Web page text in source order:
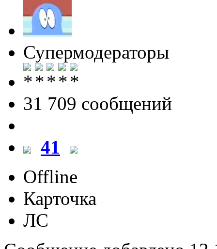
Супермодераторы
31 709 cообщений
41
Offline
Карточка
ЛС